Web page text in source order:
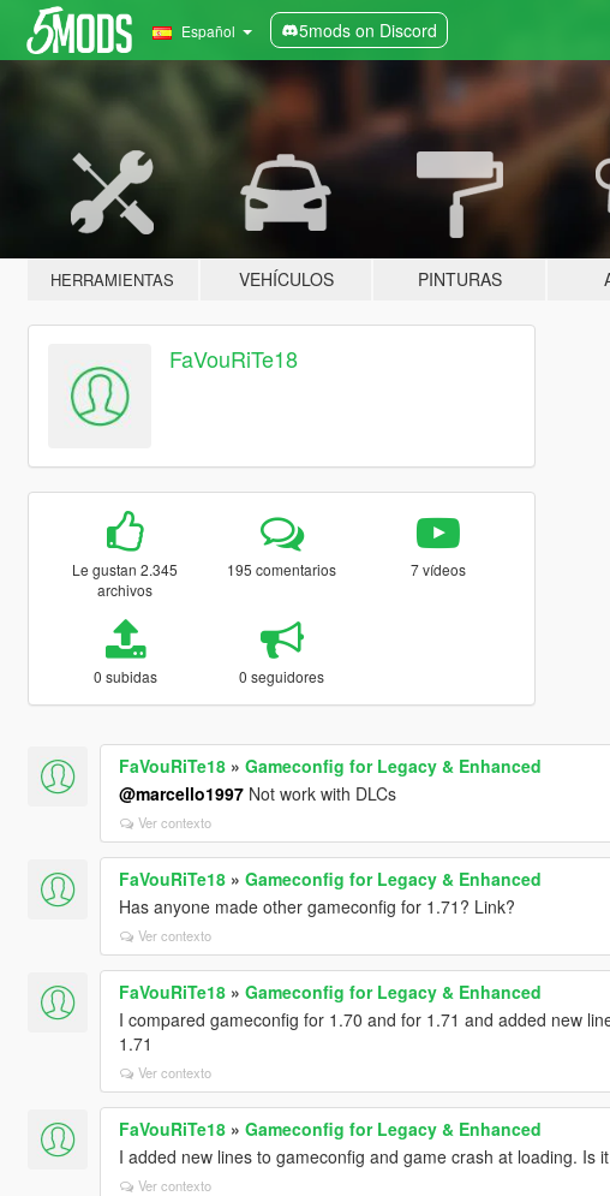
Español 5mods on Discord
HERRAMIENTAS VEHÍCULOS PINTURAS
FaVouRiTe18
Le gustan 2.345
archivos
195 comentarios 7 vídeos
0 subidas 0 seguidores
FaVouRiTe18» Gameconfig for Legacy & Enhanced
@marcello1997Not work with DLCs
Ver contexto
FaVouRiTe18» Gameconfig for Legacy & Enhanced
Has anyone made other gameconfig for 1.71? Link?
Ver contexto
FaVouRiTe18» Gameconfig for Legacy & Enhanced
I compared gameconfig for 1.70 and for 1.71 and added new
1.71
Ver contexto
FaVouRiTe18» Gameconfig for Legacy & Enhanced
I added new lines to gameconfig and game crash at loading. Is
Ver contexto